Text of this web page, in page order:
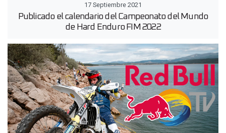
17 Septiembre 2021
Publicado el calendario del Campeonato del Mundo
de Hard Enduro FIM 2022